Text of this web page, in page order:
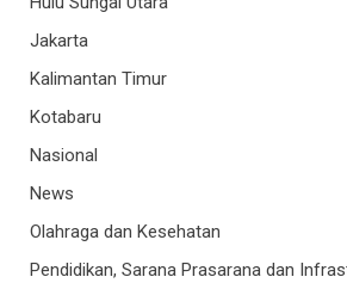
Jakarta
Kalimantan Timur
Kotabaru
Nasional
News
Olahraga dan Kesehatan
Pendidikan, Sarana Prasarana dan